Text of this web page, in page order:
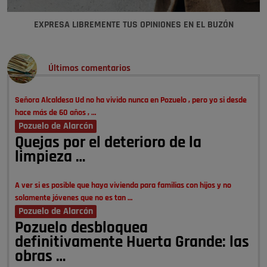
EXPRESA LIBREMENTE TUS OPINIONES EN EL BUZÓN
Últimos comentarios
Señora Alcaldesa Ud no ha vivido nunca en Pozuelo , pero yo si desde
hace más de 60 años , …
Pozuelo de Alarcón
Quejas por el deterioro de la
limpieza …
A ver si es posible que haya vivienda para familias con hijos y no
solamente jóvenes que no es tan …
Pozuelo de Alarcón
Pozuelo desbloquea
definitivamente Huerta Grande: las
obras …